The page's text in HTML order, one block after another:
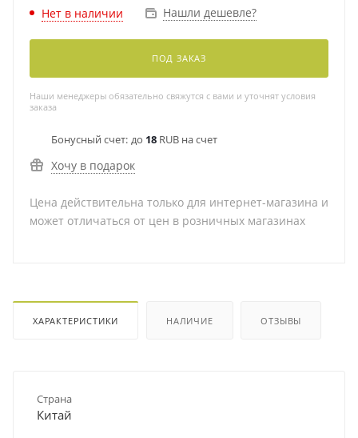
Нет в наличии Нашли дешевле?
ПОД ЗАКАЗ
Наши менеджеры обязательно свяжутся с вами и уточнят условия
заказа
Бонусный счет: до 18 RUB на счет
Хочу в подарок
Цена действительна только для интернет-магазина и
может отличаться от цен в розничных магазинах
ХАРАКТЕРИСТИКИ НАЛИЧИЕ ОТЗЫВЫ
Страна
Китай